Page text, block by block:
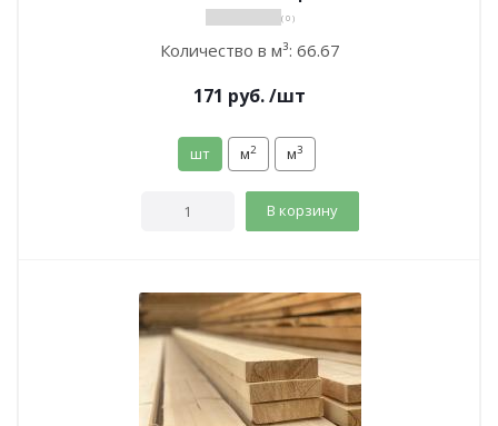
( 0 )
Количество в м³: 66.67
171 руб./шт
шт м2 м3
В корзину